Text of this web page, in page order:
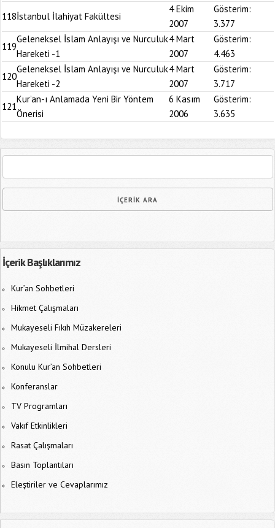
118İstanbul İlahiyat Fakültesi
4 Ekim
2007
Gösterim:
3.377
119
Geleneksel İslam Anlayışı ve Nurculuk
Hareketi -1
4 Mart
2007
Gösterim:
4.463
120
Geleneksel İslam Anlayışı ve Nurculuk
Hareketi -2
4 Mart
2007
Gösterim:
3.717
121
Kur’an-ı Anlamada Yeni Bir Yöntem
Önerisi
6 Kasım
2006
Gösterim:
3.635
İçerik Başlıklarımız
Kur’an Sohbetleri
Hikmet Çalışmaları
Mukayeseli Fıkıh Müzakereleri
Mukayeseli İlmihal Dersleri
Konulu Kur’an Sohbetleri
Konferanslar
TV Programları
Vakıf Etkinlikleri
Rasat Çalışmaları
Basın Toplantıları
Eleştiriler ve Cevaplarımız